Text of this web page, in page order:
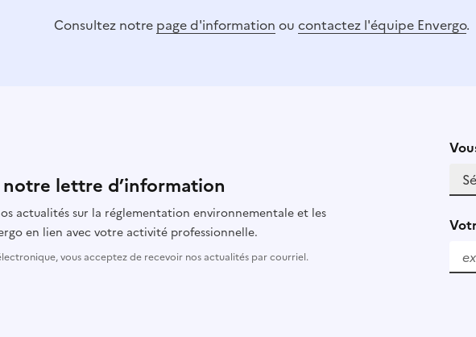
Consultez notre page d'information ou contactez l'équipe Envergo.
lettre d’information
actualités sur la réglementation environnementale et les
en lien avec votre activité professionnelle.
vous acceptez de recevoir nos actualités par courriel.